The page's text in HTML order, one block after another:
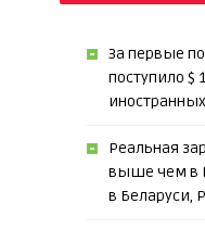
За первые
поступило $
Реальная
выше чем в
в Беларуси,